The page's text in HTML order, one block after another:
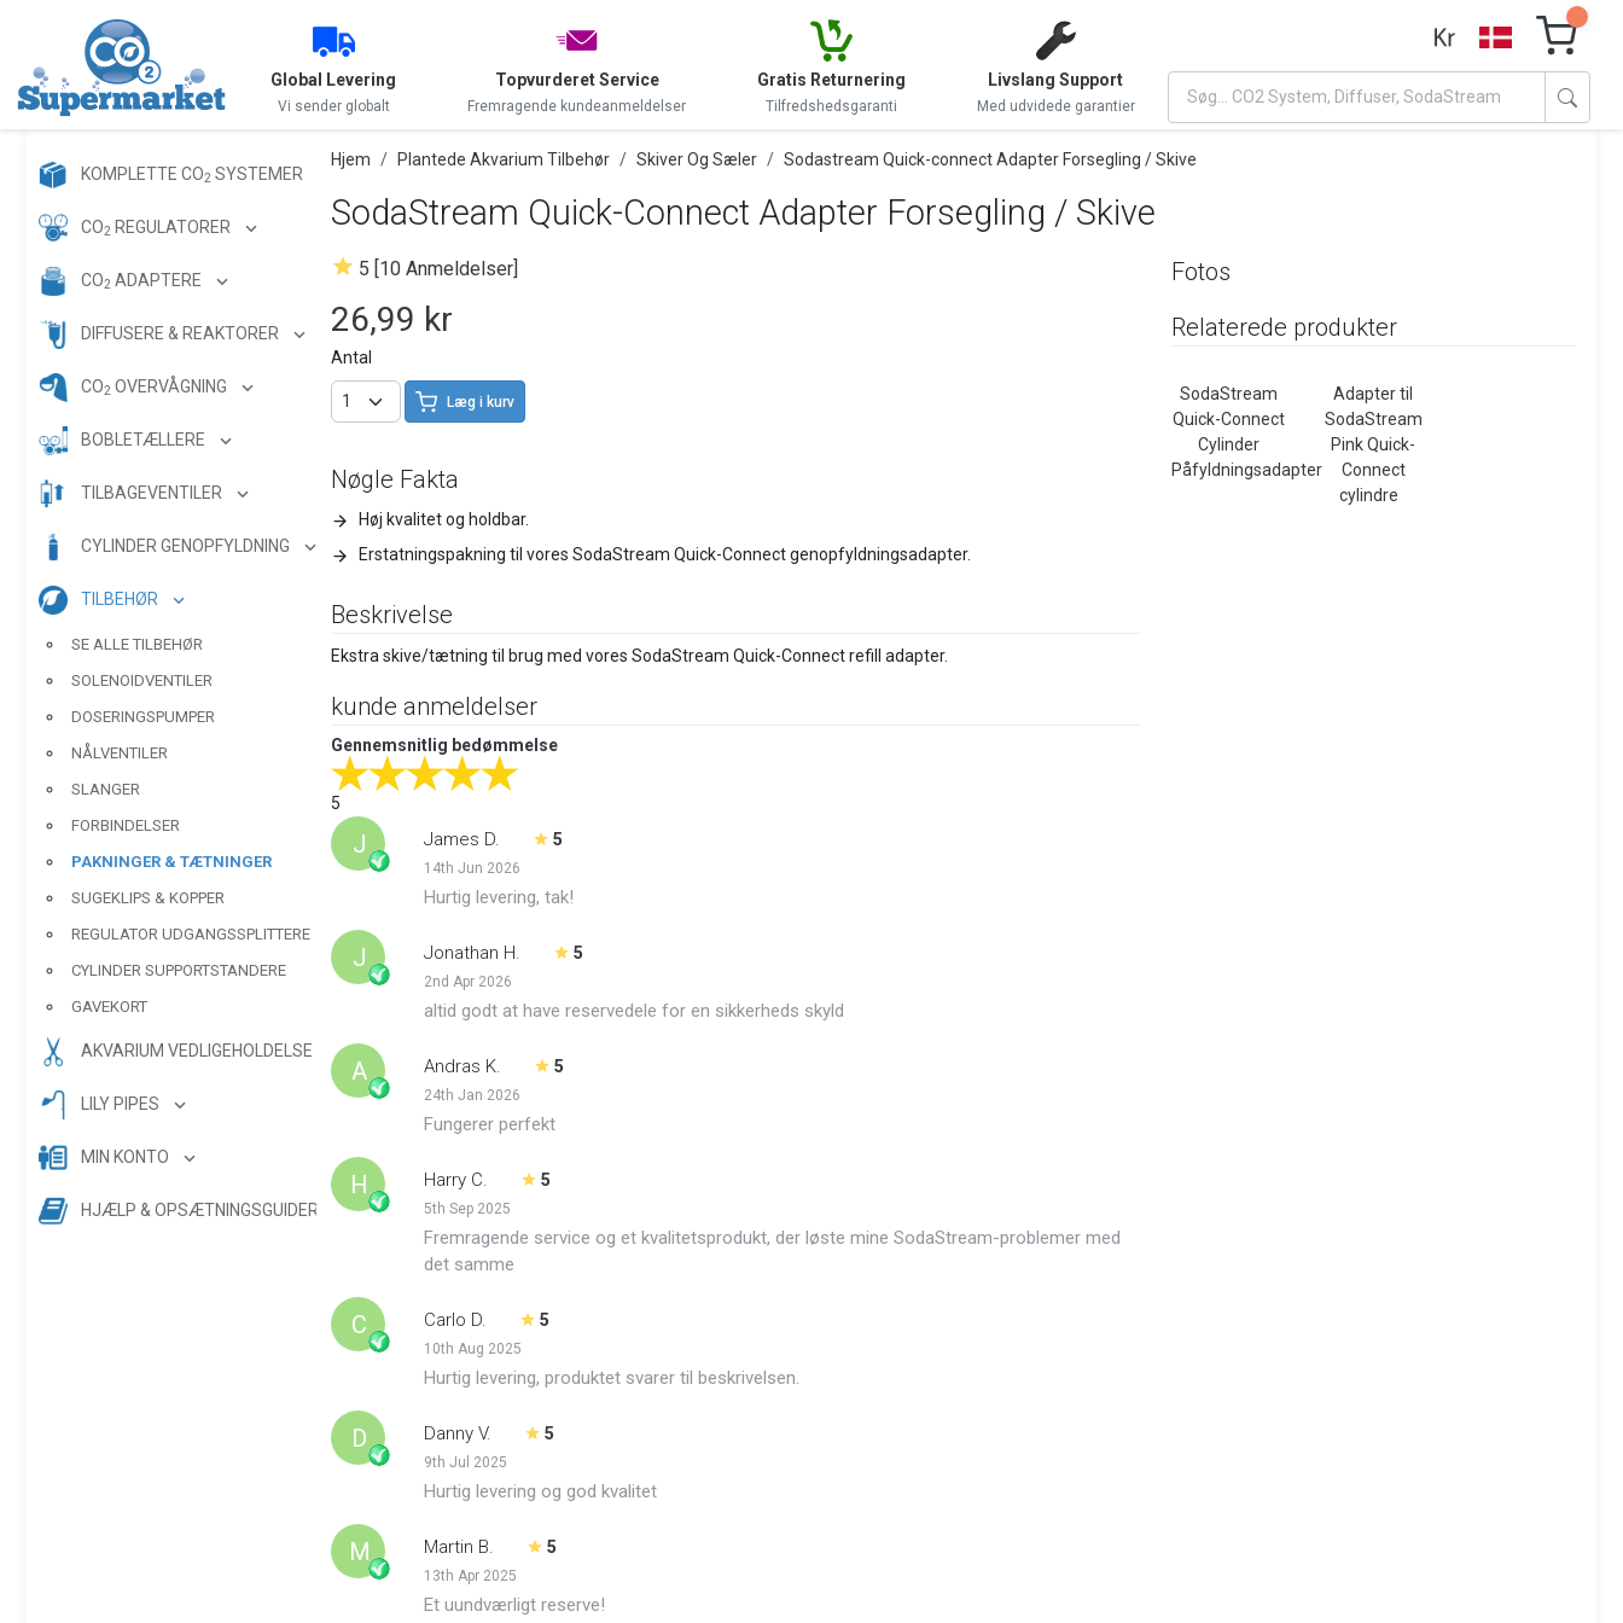
Global Levering
Vi sender globalt
Topvurderet Service
Fremragende kundeanmeldelser
Gratis Returnering
Tilfredshedsgaranti
Livslang Support
Med udvidede garantier
KOMPLETTE CO2 SYSTEMER
CO2 REGULATORER
CO2 ADAPTERE
DIFFUSERE & REAKTORER
CO2 OVERVÅGNING
BOBLETÆLLERE
TILBAGEVENTILER
CYLINDER GENOPFYLDNING
TILBEHØR
SE ALLE TILBEHØR
SOLENOIDVENTILER
DOSERINGSPUMPER
NÅLVENTILER
SLANGER
FORBINDELSER
PAKNINGER & TÆTNINGER
SUGEKLIPS & KOPPER
REGULATOR UDGANGSSPLITTERE
CYLINDER SUPPORTSTANDERE
GAVEKORT
AKVARIUM VEDLIGEHOLDELSE
LILY PIPES
MIN KONTO
HJÆLP & OPSÆTNINGSGUIDER
Hjem Plantede Akvarium Tilbehør Skiver Og Sæler Sodastream Quick-connect Adapter Forsegling / Skive
SodaStream Quick-Connect Adapter Forsegling / Skive
5 [10 Anmeldelser]
26,99 kr
Antal
Læg i kurv
Nøgle Fakta
Høj kvalitet og holdbar.
Erstatningspakning til vores SodaStream Quick-Connect genopfyldningsadapter.
Beskrivelse
Ekstra skive/tætning til brug med vores SodaStream Quick-Connect refill adapter.
kunde anmeldelser
Gennemsnitlig bedømmelse
5
J James D. 5
14th Jun 2026
Hurtig levering, tak!
J Jonathan H. 5
2nd Apr 2026
altid godt at have reservedele for en sikkerheds skyld
A Andras K. 5
24th Jan 2026
Fungerer perfekt
H Harry C. 5
5th Sep 2025
Fremragende service og et kvalitetsprodukt, der løste mine SodaStream-problemer med
det samme
C Carlo D. 5
10th Aug 2025
Hurtig levering, produktet svarer til beskrivelsen.
D Danny V. 5
9th Jul 2025
Hurtig levering og god kvalitet
M Martin B. 5
13th Apr 2025
Et uundværligt reserve!
Fotos
Relaterede produkter
SodaStream
Quick-Connect
Cylinder
Påfyldningsadapter
Adapter til
SodaStream
Pink Quick-
Connect
cylindre